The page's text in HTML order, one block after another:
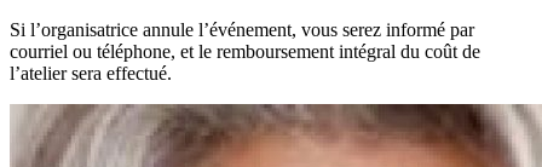
Si l’organisatrice annule l’événement, vous serez informé par
courriel ou téléphone, et le remboursement intégral du coût de
l’atelier sera effectué.